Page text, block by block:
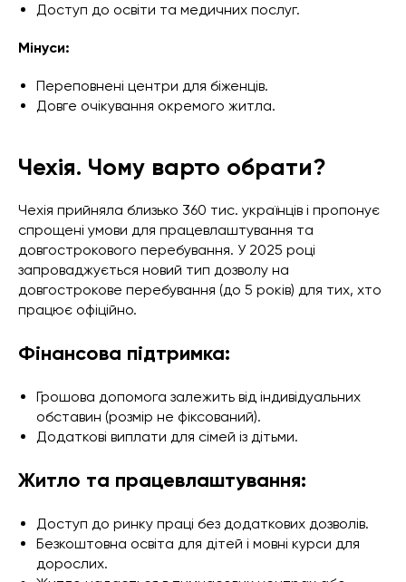
Доступ до освіти та медичних послуг.
Мінуси:
Переповнені центри для біженців.
Довге очікування окремого житла.
Чехія. Чому варто обрати?
Чехія прийняла близько 360 тис. українців і пропонує
спрощені умови для працевлаштування та
довгострокового перебування. У 2025 році
запроваджується новий тип дозволу на
довгострокове перебування (до 5 років) для тих, хто
працює офіційно.
Фінансова підтримка:
Грошова допомога залежить від індивідуальних
обставин (розмір не фіксований).
Додаткові виплати для сімей із дітьми.
Житло та працевлаштування:
Доступ до ринку праці без додаткових дозволів.
Безкоштовна освіта для дітей і мовні курси для
дорослих.